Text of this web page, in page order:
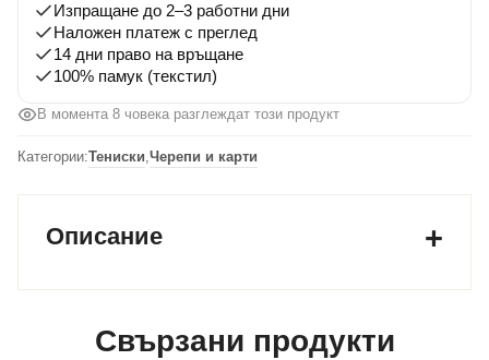
Изпращане до 2–3 работни дни
Наложен платеж с преглед
14 дни право на връщане
100% памук (текстил)
В момента 8 човека разглеждат този продукт
Категории:Тениски,Черепи и карти
Описание
Свързани продукти